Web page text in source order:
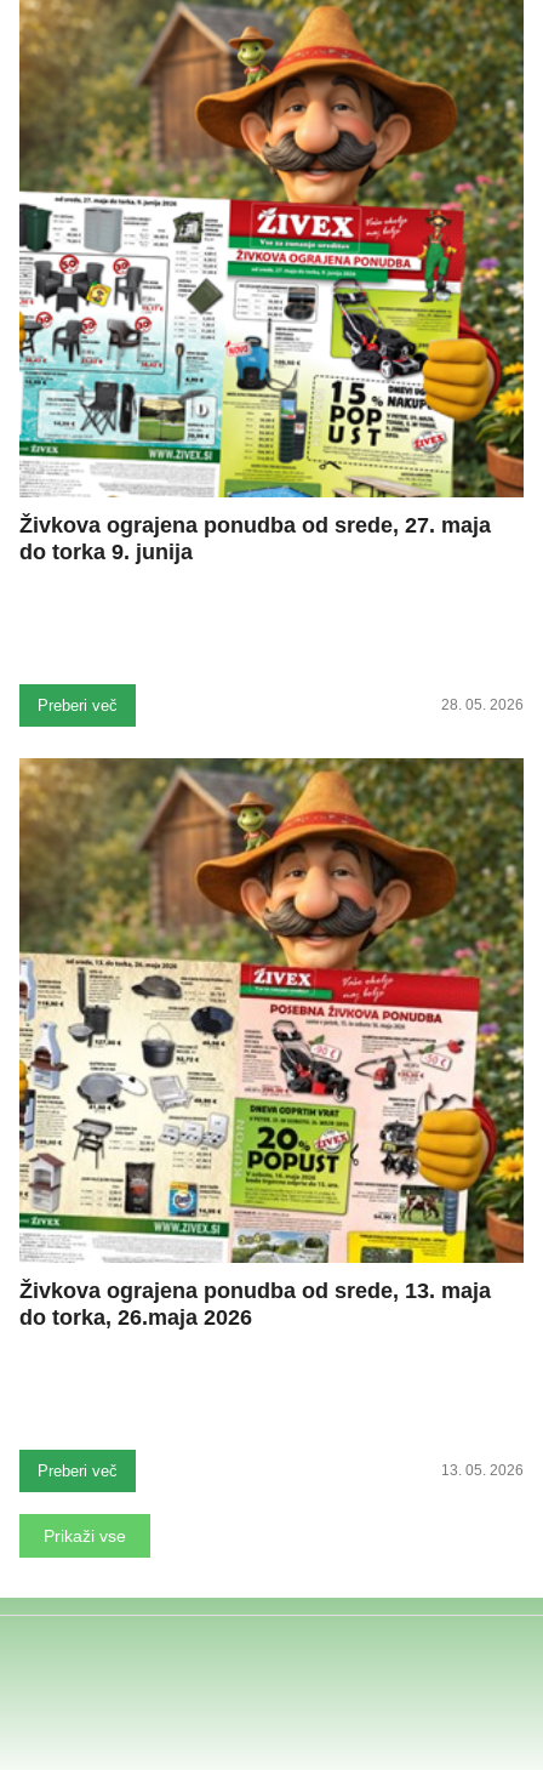
Živkova ograjena ponudba od srede, 27. maja
do torka 9. junija
Preberi več 28. 05. 2026
Živkova ograjena ponudba od srede, 13. maja
do torka, 26.maja 2026
Preberi več 13. 05. 2026
Prikaži vse